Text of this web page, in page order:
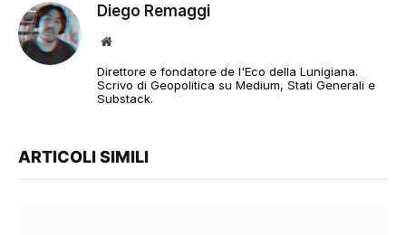
Diego Remaggi
Sito
Direttore e fondatore de l'Eco della Lunigiana.
Scrivo di Geopolitica su Medium, Stati Generali e
Substack.
ARTICOLI SIMILI